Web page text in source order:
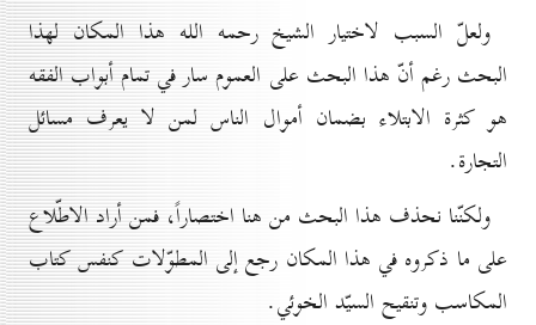
ولعلّ السبب لاختيار الشيخ رحمه الله هذا المكان لهذا
البحث رغم أنّ هذا البحث على العموم سار في تمام أبواب الفقه
هو كثرة الابتلاء بضمان أموال الناس لمن لا يعرف مسائل
التجارة.
ولكنّنا نحذف هذا البحث من هنا اختصاراً، فمن أراد الاطّلاع
على ما ذكروه في هذا المكان رجع إلى المطوّلات كنفس كتاب
المكاسب وتنقيح السيّد الخوئي.